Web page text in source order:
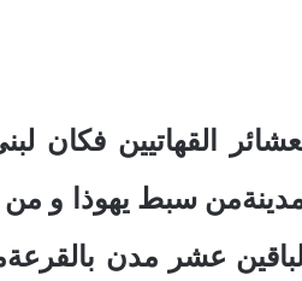
لعشائر القهاتيين
مدينةمن سبط يهوذا و
عشر مدن